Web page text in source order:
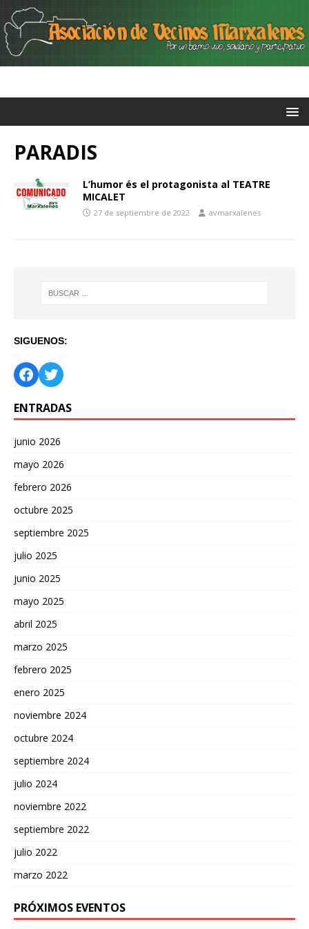
PARADIS
L’humor és el protagonista al TEATRE
MICALET
27 de septiembre de 2022 avmarxalenes
SIGUENOS:
ENTRADAS
junio 2026
mayo 2026
febrero 2026
octubre 2025
septiembre 2025
julio 2025
junio 2025
mayo 2025
abril 2025
marzo 2025
febrero 2025
enero 2025
noviembre 2024
octubre 2024
septiembre 2024
julio 2024
noviembre 2022
septiembre 2022
julio 2022
marzo 2022
PRÓXIMOS EVENTOS